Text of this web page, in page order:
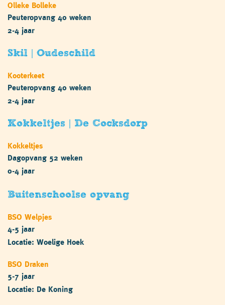
Olleke Bolleke
Peuteropvang 40 weken
2-4 jaar
Skil | Oudeschild
Kooterkeet
Peuteropvang 40 weken
2-4 jaar
Kokkeltjes | De Cocksdorp
Kokkeltjes
Dagopvang 52 weken
0-4 jaar
Buitenschoolse opvang
BSO Welpjes
4-5 jaar
Locatie: Woelige Hoek
BSO Draken
5-7 jaar
Locatie: De Koning